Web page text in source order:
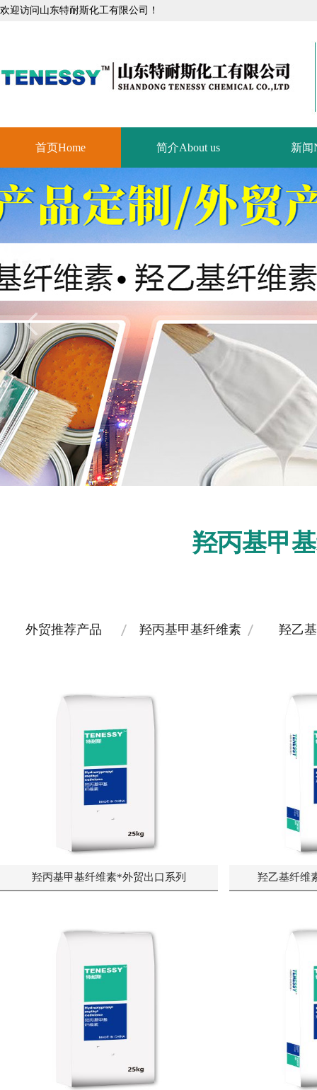
欢迎访问山东特耐斯化工有限公司！
首页Home 简介About us 新闻
羟丙基甲
外贸推荐产品 羟丙基甲基纤维素 羟乙
羟丙基甲基纤维素*外贸出口系列 羟乙基纤维